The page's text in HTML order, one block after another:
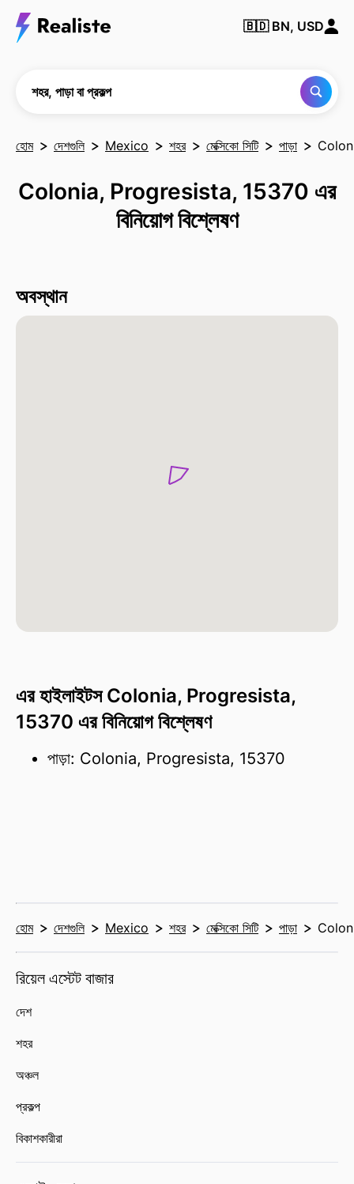
🇧🇩 BN, USD
শহর, পাড়া বা প্রকল্প
হোম দেশগুলি Mexico শহর মেক্সিকো সিটি পাড়া
Colonia, Progresista, 15370 এর
বিনিয়োগ বিশ্লেষণ
অবস্থান
এর হাইলাইটস Colonia, Progresista,
15370 এর বিনিয়োগ বিশ্লেষণ
পাড়া: Colonia, Progresista, 15370
হোম দেশগুলি Mexico শহর মেক্সিকো সিটি পাড়া
রিয়েল এস্টেট বাজার
দেশ
শহর
অঞ্চল
প্রকল্প
বিকাশকারীরা